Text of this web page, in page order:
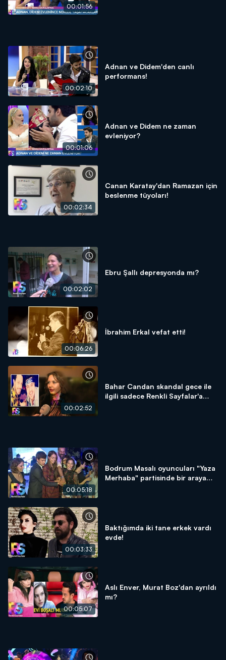
00:01:56
00:02:10
Adnan ve Didem'den canlı
performans!
00:01:06
Adnan ve Didem ne zaman
evleniyor?
00:02:34
Canan Karatay'dan Ramazan için
beslenme tüyoları!
00:02:02
Ebru Şallı depresyonda mı?
00:06:26
İbrahim Erkal vefat etti!
00:02:52
Bahar Candan skandal gece ile
ilgili sadece Renkli Sayfalar'a
00:05:18
Bodrum Masalı oyuncuları "Yaza
Merhaba" partisinde bir araya
00:03:33
Baktığımda iki tane erkek vardı
evde!
00:05:07
Aslı Enver, Murat Boz'dan ayrıldı
mı?